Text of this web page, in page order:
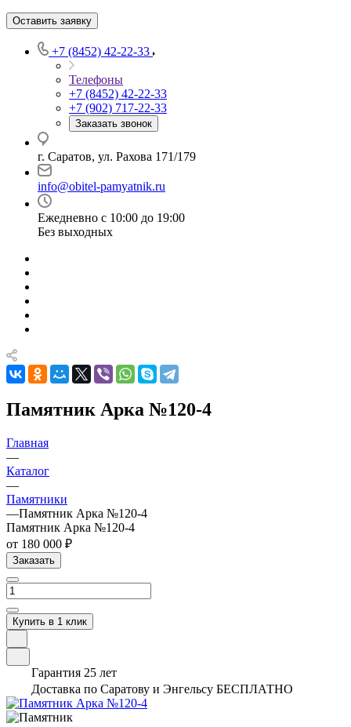
Оставить заявку
+7 (8452) 42-22-33
Телефоны
+7 (8452) 42-22-33
+7 (902) 717-22-33
Заказать звонок
г. Саратов, ул. Рахова 171/179
info@obitel-pamyatnik.ru
Ежедневно с 10:00 до 19:00
Без выходных
Памятник Арка №120-4
Главная
—
Каталог
—
Памятники
—Памятник Арка №120-4
Памятник Арка №120-4
от 180 000 ₽
Заказать
Купить в 1 клик
Гарантия 25 лет
Доставка по Саратову и Энгельсу БЕСПЛАТНО